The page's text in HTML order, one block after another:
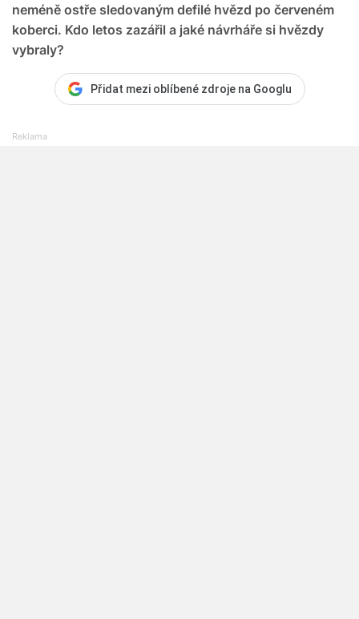
neméně ostře sledovaným defilé hvězd po červeném
koberci. Kdo letos zazářil a jaké návrháře si hvězdy
vybraly?
Přidat mezi oblíbené zdroje na Googlu